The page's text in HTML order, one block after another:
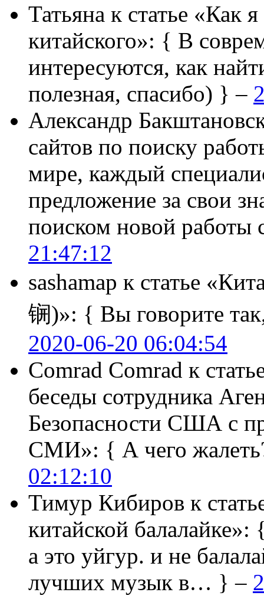
Татьяна к статье «Как
китайского»: { В
интересуются, как
полезная, спасибо) } –
Александр
сайтов по поиску
мире, каждый
предложение за свои
поиском новой
21:47:12
sashamap к статье
锎)»: { Вы говорите
2020-06-20 06:04:54
Comrad Comrad к
беседы сотрудника
Безопасности США с
СМИ»: { А чего
02:12:10
Тимур Кибиров к
китайской балалайке»:
а это уйгур. и не
лучших музык в… } –